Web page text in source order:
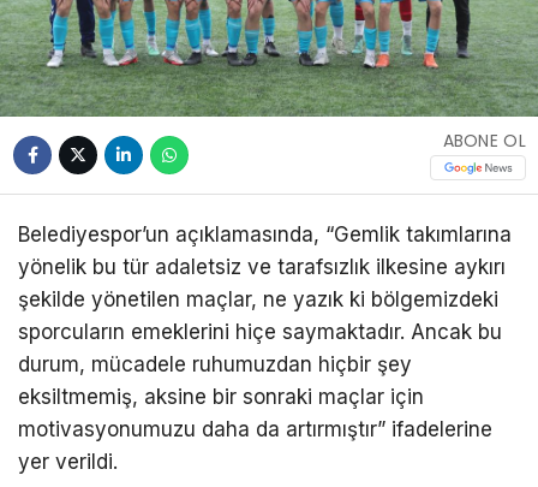
ABONE OL
Belediyespor’un açıklamasında, “Gemlik takımlarına
yönelik bu tür adaletsiz ve tarafsızlık ilkesine aykırı
şekilde yönetilen maçlar, ne yazık ki bölgemizdeki
sporcuların emeklerini hiçe saymaktadır. Ancak bu
durum, mücadele ruhumuzdan hiçbir şey
eksiltmemiş, aksine bir sonraki maçlar için
motivasyonumuzu daha da artırmıştır” ifadelerine
yer verildi.